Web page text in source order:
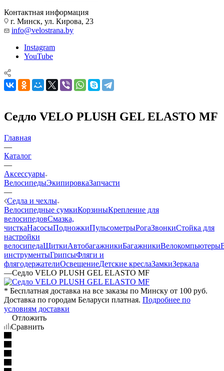
Контактная информация
г. Минск, ул. Кирова, 23
info@velostrana.by
Instagram
YouTube
Седло VELO PLUSH GEL ELASTO MF
Главная
—
Каталог
—
Аксессуары
ВелосипедыЭкипировкаЗапчасти
—
Седла и чехлы
Велосипедные сумкиКорзиныКрепление для
велосипедовСмазка,
чисткаНасосыПодножкиПульсометрыРогаЗвонкиСтойка для
настройки
велосипедаЩиткиАвтобагажникиБагажникиВелокомпьютеры
инструментыГрипсыФляги и
флягодержателиОсвещениеДетские креслаЗамкиЗеркала
—Седло VELO PLUSH GEL ELASTO MF
* Бесплатная доставка на все заказы по Минску от 100 руб.
Доставка по городам Беларуси платная. Подробнее по
условиям доставки
Отложить
Сравнить